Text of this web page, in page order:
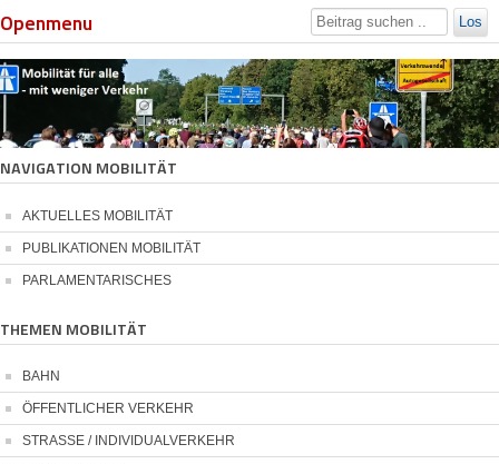
Openmenu Los
NAVIGATION MOBILITÄT
AKTUELLES MOBILITÄT
PUBLIKATIONEN MOBILITÄT
PARLAMENTARISCHES
THEMEN MOBILITÄT
BAHN
ÖFFENTLICHER VERKEHR
STRASSE / INDIVIDUALVERKEHR